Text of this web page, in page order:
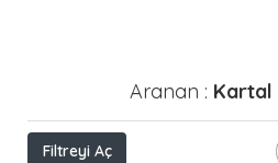
Aranan : Kartal
Filtreyi Aç